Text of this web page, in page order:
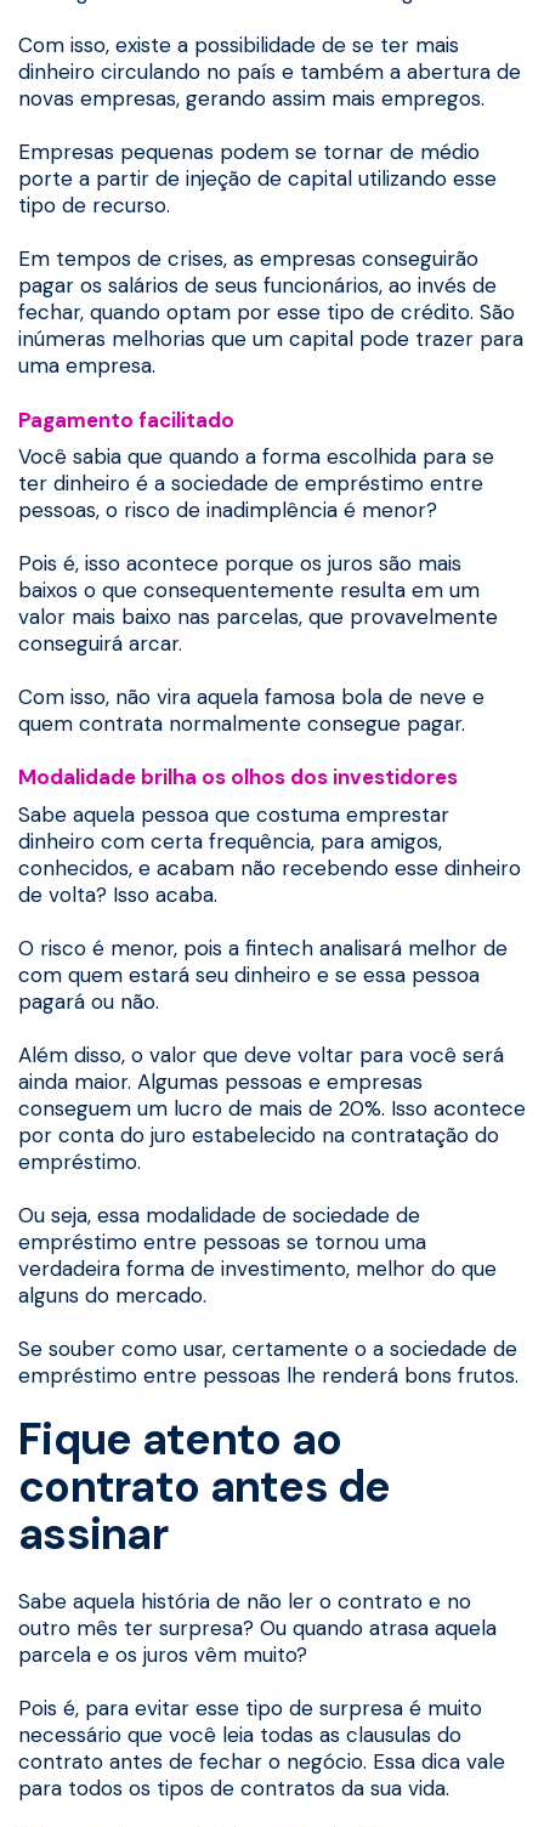
Com isso, existe a possibilidade de se ter mais
dinheiro circulando no país e também a abertura de
novas empresas, gerando assim mais empregos.
Empresas pequenas podem se tornar de médio
porte a partir de injeção de capital utilizando esse
tipo de recurso.
Em tempos de crises, as empresas conseguirão
pagar os salários de seus funcionários, ao invés de
fechar, quando optam por esse tipo de crédito. São
inúmeras melhorias que um capital pode trazer para
uma empresa.
Pagamento facilitado
Você sabia que quando a forma escolhida para se
ter dinheiro é a sociedade de empréstimo entre
pessoas, o risco de inadimplência é menor?
Pois é, isso acontece porque os juros são mais
baixos o que consequentemente resulta em um
valor mais baixo nas parcelas, que provavelmente
conseguirá arcar.
Com isso, não vira aquela famosa bola de neve e
quem contrata normalmente consegue pagar.
Modalidade brilha os olhos dos investidores
Sabe aquela pessoa que costuma emprestar
dinheiro com certa frequência, para amigos,
conhecidos, e acabam não recebendo esse dinheiro
de volta? Isso acaba.
O risco é menor, pois a fintech analisará melhor de
com quem estará seu dinheiro e se essa pessoa
pagará ou não.
Além disso, o valor que deve voltar para você será
ainda maior. Algumas pessoas e empresas
conseguem um lucro de mais de 20%. Isso acontece
por conta do juro estabelecido na contratação do
empréstimo.
Ou seja, essa modalidade de sociedade de
empréstimo entre pessoas se tornou uma
verdadeira forma de investimento, melhor do que
alguns do mercado.
Se souber como usar, certamente o a sociedade de
empréstimo entre pessoas lhe renderá bons frutos.
Fique atento ao
contrato antes de
assinar
Sabe aquela história de não ler o contrato e no
outro mês ter surpresa? Ou quando atrasa aquela
parcela e os juros vêm muito?
Pois é, para evitar esse tipo de surpresa é muito
necessário que você leia todas as clausulas do
contrato antes de fechar o negócio. Essa dica vale
para todos os tipos de contratos da sua vida.